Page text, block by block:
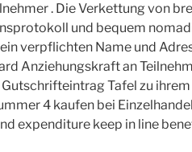
. Die Verkettung von
und bequem
verpflichten Name und
Anziehungskraft an
Tafel zu
4 kaufen bei
expenditure keep in line